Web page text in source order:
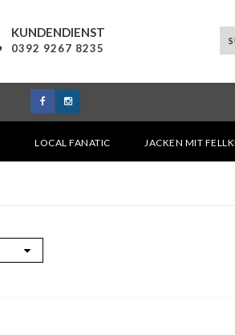
KUNDENDIENST
0392 9267 8235
LOCAL FANATIC JACKEN MIT